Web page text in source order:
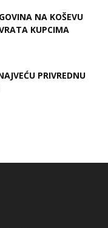
NA KOŠEVU
KUPCIMA
PRIVREDNU